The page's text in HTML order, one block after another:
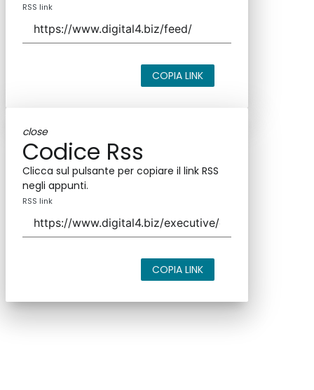
RSS link
COPIA LINK
close
Codice Rss
Clicca sul pulsante per copiare il link RSS
negli appunti.
RSS link
COPIA LINK